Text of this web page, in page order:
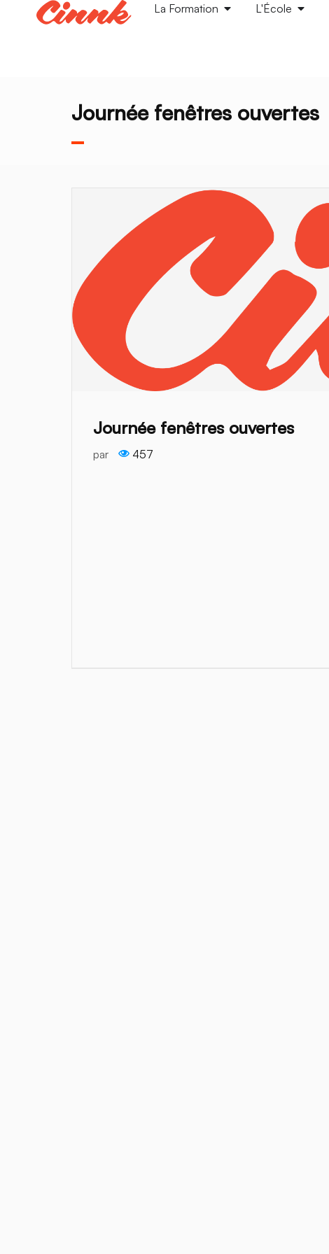
La Formation L'École
Journée fenêtres ouvertes
Journée fenêtres ouvertes
par 457